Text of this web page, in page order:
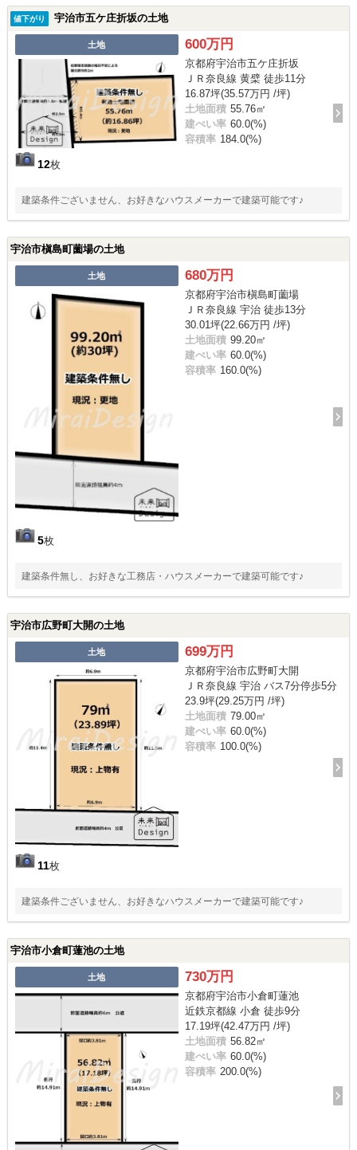
値下がり 宇治市五ケ庄折坂の土地
土地
12枚
600万円
京都府宇治市五ケ庄折坂
ＪＲ奈良線 黄檗 徒歩11分
16.87坪(35.57万円 /坪)
土地面積 55.76㎡
建ぺい率 60.0(%)
容積率 184.0(%)
建築条件ございません、お好きなハウスメーカーで建築可能です♪
宇治市槇島町薗場の土地
土地
5枚
680万円
京都府宇治市槇島町薗場
ＪＲ奈良線 宇治 徒歩13分
30.01坪(22.66万円 /坪)
土地面積 99.20㎡
建ぺい率 60.0(%)
容積率 160.0(%)
建築条件無し、お好きな工務店・ハウスメーカーで建築可能です♪
宇治市広野町大開の土地
土地
11枚
699万円
京都府宇治市広野町大開
ＪＲ奈良線 宇治 バス7分停歩5分
23.9坪(29.25万円 /坪)
土地面積 79.00㎡
建ぺい率 60.0(%)
容積率 100.0(%)
建築条件ございません、お好きなハウスメーカーで建築可能です♪
宇治市小倉町蓮池の土地
土地 730万円
京都府宇治市小倉町蓮池
近鉄京都線 小倉 徒歩9分
17.19坪(42.47万円 /坪)
土地面積 56.82㎡
建ぺい率 60.0(%)
容積率 200.0(%)